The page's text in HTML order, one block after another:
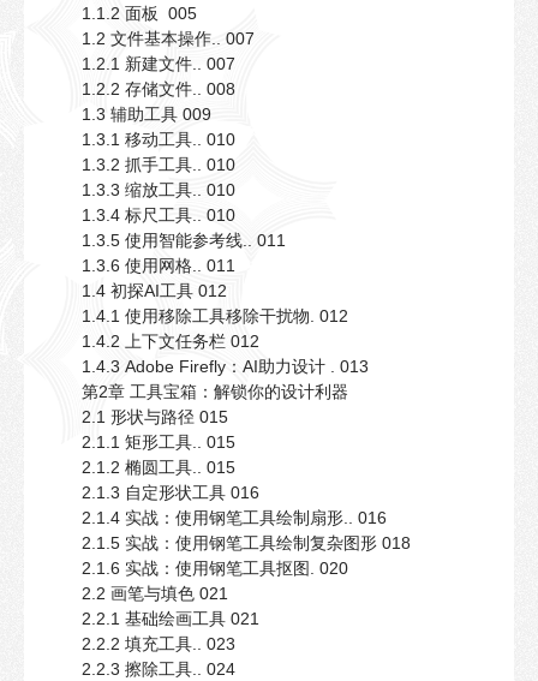
1.1.2 面板 005
1.2 文件基本操作.. 007
1.2.1 新建文件.. 007
1.2.2 存储文件.. 008
1.3 辅助工具 009
1.3.1 移动工具.. 010
1.3.2 抓手工具.. 010
1.3.3 缩放工具.. 010
1.3.4 标尺工具.. 010
1.3.5 使用智能参考线.. 011
1.3.6 使用网格.. 011
1.4 初探AI工具 012
1.4.1 使用移除工具移除干扰物. 012
1.4.2 上下文任务栏 012
1.4.3 Adobe Firefly：AI助力设计 . 013
第2章 工具宝箱：解锁你的设计利器
2.1 形状与路径 015
2.1.1 矩形工具.. 015
2.1.2 椭圆工具.. 015
2.1.3 自定形状工具 016
2.1.4 实战：使用钢笔工具绘制扇形.. 016
2.1.5 实战：使用钢笔工具绘制复杂图形 018
2.1.6 实战：使用钢笔工具抠图. 020
2.2 画笔与填色 021
2.2.1 基础绘画工具 021
2.2.2 填充工具.. 023
2.2.3 擦除工具.. 024